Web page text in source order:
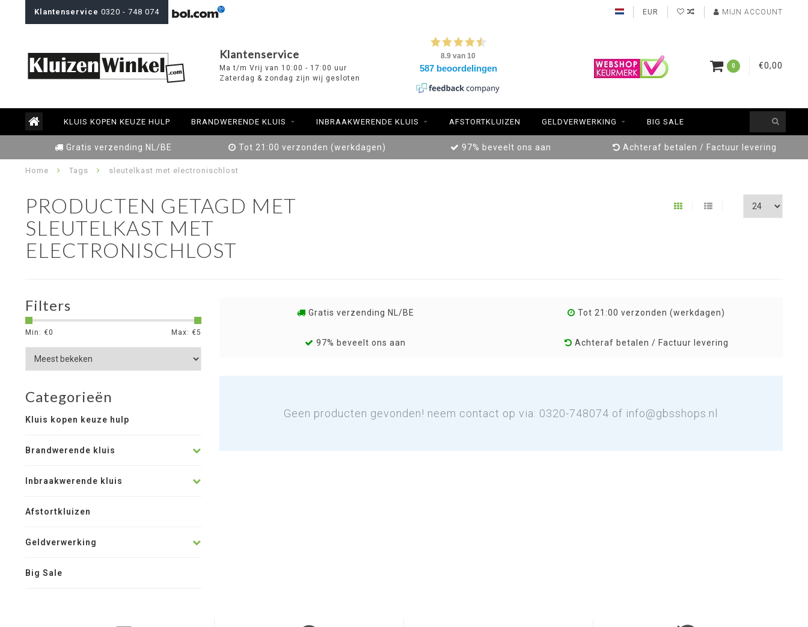
Klantenservice 0320 - 748 074 EUR MIJN ACCOUNT
Klantenservice
Ma t/m Vrij van 10:00 - 17:00 uur
Zaterdag & zondag zijn wij gesloten
0 €0,00
KLUIS KOPEN KEUZE HULP BRANDWERENDE KLUIS INBRAAKWERENDE KLUIS AFSTORTKLUIZEN GELDVERWERKING BIG SALE
Gratis verzending NL/BE Tot 21:00 verzonden (werkdagen) 97% beveelt ons aan Achteraf betalen / Factuur levering
Home Tags sleutelkast met electronischlost
PRODUCTEN GETAGD MET
SLEUTELKAST MET
ELECTRONISCHLOST
Filters
Min: €0 Max: €5
Categorieën
Kluis kopen keuze hulp
Brandwerende kluis
Inbraakwerende kluis
Afstortkluizen
Geldverwerking
Big Sale
Gratis verzending NL/BE Tot 21:00 verzonden (werkdagen)
97% beveelt ons aan Achteraf betalen / Factuur levering
Geen producten gevonden! neem contact op via: 0320-748074 of info@gbsshops.nl